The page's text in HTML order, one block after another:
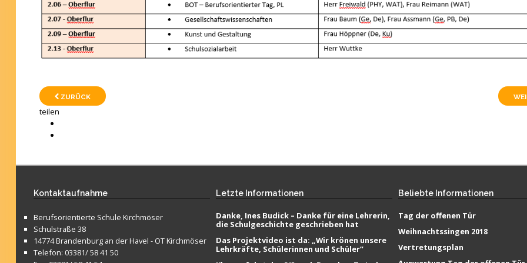
ZURÜCK
teilen
Kontaktaufnahme
Berufsorientierte Schule Kirchmöser
Schulstraße 38
14774 Brandenburg an der Havel - OT Kirchmöser
Telefon: 03381/ 58 41 50
Letzte Informationen
Danke, Ines Budick – Danke für eine Lehrerin,
die Schulgeschichte geschrieben hat
Das Projektvideo ist da: „Wir krönen unsere
Lehrkräfte, Schülerinnen und Schüler“
Beliebte Informationen
Tag der offenen Tür
Weihnachtssingen 2018
Vertretungsplan